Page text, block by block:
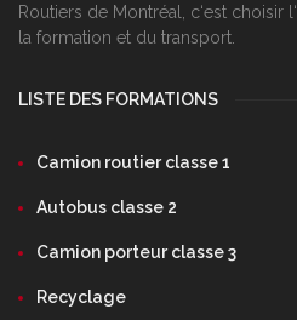
Routiers de Montréal, c‘est choisir
la formation et du transport.
LISTE DES FORMATIONS
Camion routier classe 1
Autobus classe 2
Camion porteur classe 3
Recyclage